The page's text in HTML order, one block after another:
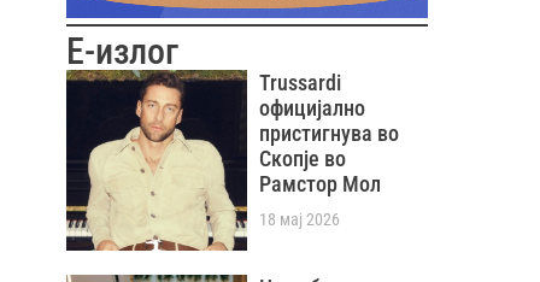
Е-излог
Trussardi
официјално
пристигнува во
Скопје во
Рамстор Мол
18 мај 2026